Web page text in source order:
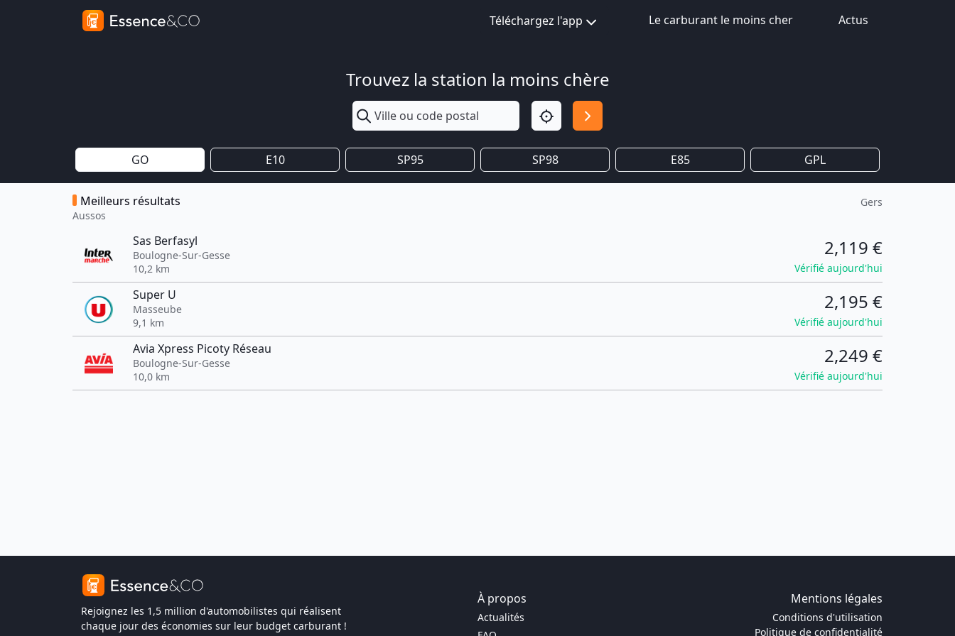
Téléchargez l'app Le carburant le moins cher Actus
Trouvez la station la moins chère
GO E10 SP95 SP98 E85 GPL
Meilleurs résultats
Aussos
Gers
Sas Berfasyl
Boulogne-Sur-Gesse
10,2 km
2,119 €
Vérifié aujourd'hui
Super U
Masseube
9,1 km
2,195 €
Vérifié aujourd'hui
Avia Xpress Picoty Réseau
Boulogne-Sur-Gesse
10,0 km
2,249 €
Vérifié aujourd'hui
Rejoignez les 1,5 million d'automobilistes qui réalisent
chaque jour des économies sur leur budget carburant !
À propos Mentions légales
Actualités
Conditions d'utilisation
Politique de confidentialité